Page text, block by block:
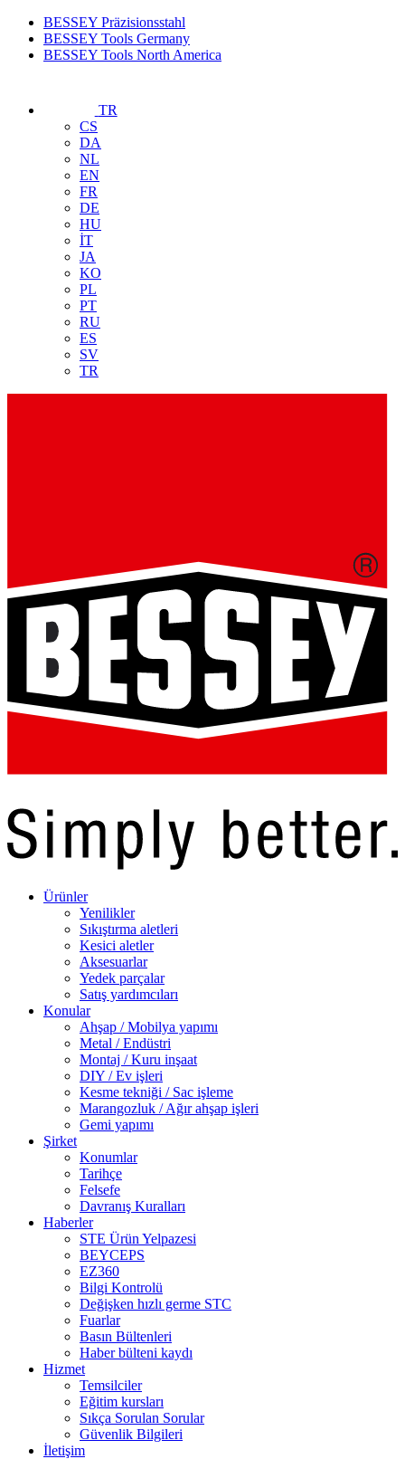
BESSEY Präzisionsstahl
BESSEY Tools Germany
BESSEY Tools North America
TR
CS
DA
NL
EN
FR
DE
HU
İT
JA
KO
PL
PT
RU
ES
SV
TR
Ürünler
Yenilikler
Sıkıştırma aletleri
Kesici aletler
Aksesuarlar
Yedek parçalar
Satış yardımcıları
Konular
Ahşap / Mobilya yapımı
Metal / Endüstri
Montaj / Kuru inşaat
DIY / Ev işleri
Kesme tekniği / Sac işleme
Marangozluk / Ağır ahşap işleri
Gemi yapımı
Şirket
Konumlar
Tarihçe
Felsefe
Davranış Kuralları
Haberler
STE Ürün Yelpazesi
BEYCEPS
EZ360
Bilgi Kontrolü
Değişken hızlı germe STC
Fuarlar
Basın Bültenleri
Haber bülteni kaydı
Hizmet
Temsilciler
Eğitim kursları
Sıkça Sorulan Sorular
Güvenlik Bilgileri
İletişim